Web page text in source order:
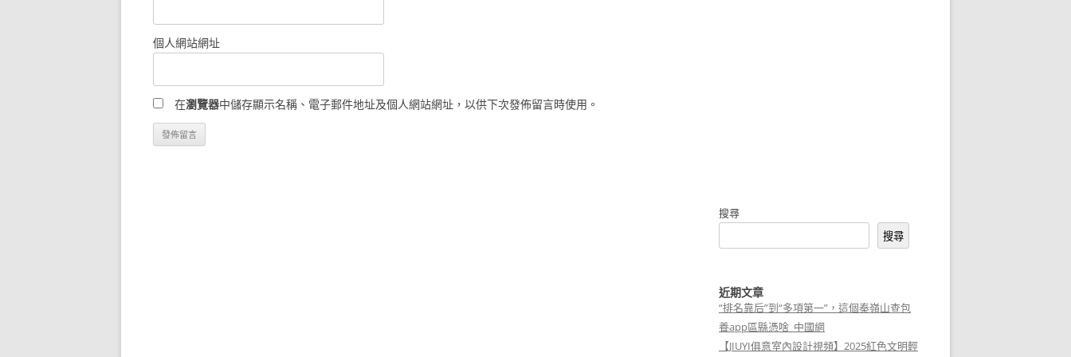
個人網站網址
在瀏覽器中儲存顯示名稱、電子郵件地址及個人網站網址，以供下次發佈留言時使用。
搜尋
搜尋
近期文章
“排名靠后”到“多項第一”，這個秦嶺山查包
養app區縣憑啥_中國網
【JIUYI俱意室內設計視頻】2025紅色文明輕